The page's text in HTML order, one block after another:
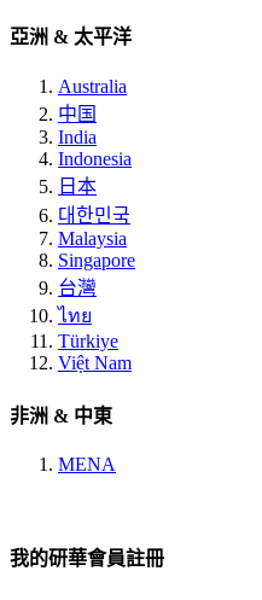
亞洲 & 太平洋
Australia
中国
India
Indonesia
日本
대한민국
Malaysia
Singapore
台灣
ไทย
Türkiye
Việt Nam
非洲 & 中東
MENA
我的研華會員註冊